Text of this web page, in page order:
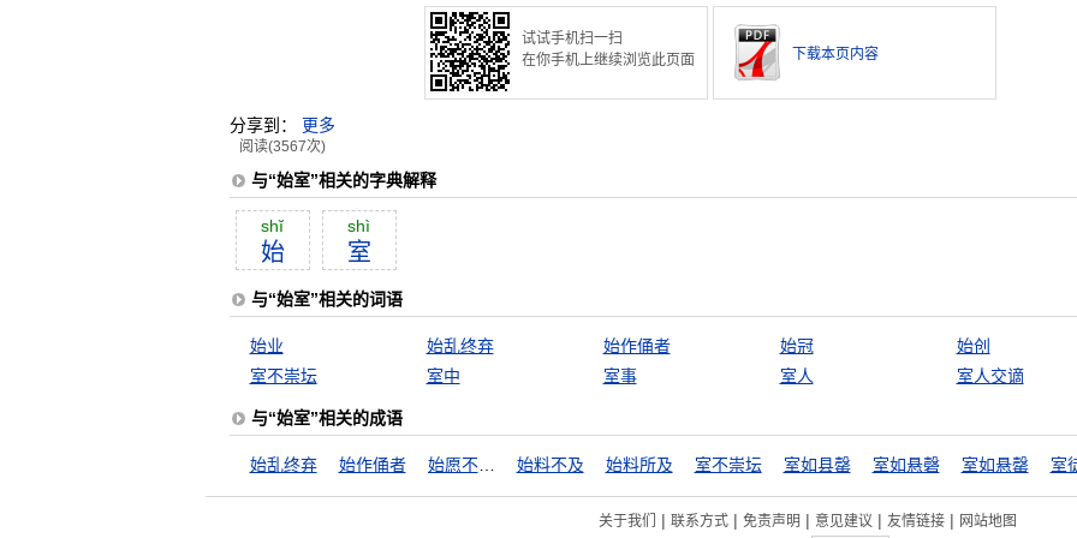
试试手机扫一扫
在你手机上继续浏览此页面
下载本页内容
分享到： 更多
阅读(3567次)
与“始室”相关的字典解释
shĭ
始
shì
室
与“始室”相关的词语
始业 始乱终弃 始作俑者 始冠
始创
室不崇坛
室中 室事 室人 室人交谪
与“始室”相关的成语
始乱终弃 始作俑者 始愿不及此 始料不及 始料所及 室不崇坛 室如县罄 室如悬磬 室如悬罄 室
关于我们 | 联系方式 | 免责声明 | 意见建议 | 友情链接 | 网站地图